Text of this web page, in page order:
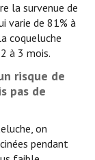
la survenue de
varie de 81% à
coqueluche
à 3 mois.
risque de
pas de
on
pendant